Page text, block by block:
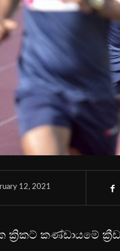
12, 2021
ක්‍රිකට් කණ්ඩායමේ